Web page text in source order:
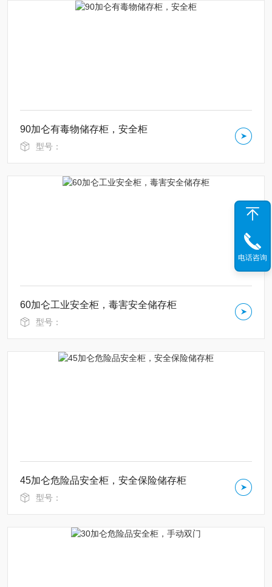
90加仑有毒物储存柜，安全柜
型号：
60加仑工业安全柜，毒害安全储存柜
型号：
45加仑危险品安全柜，安全保险储存柜
型号：
电话咨询